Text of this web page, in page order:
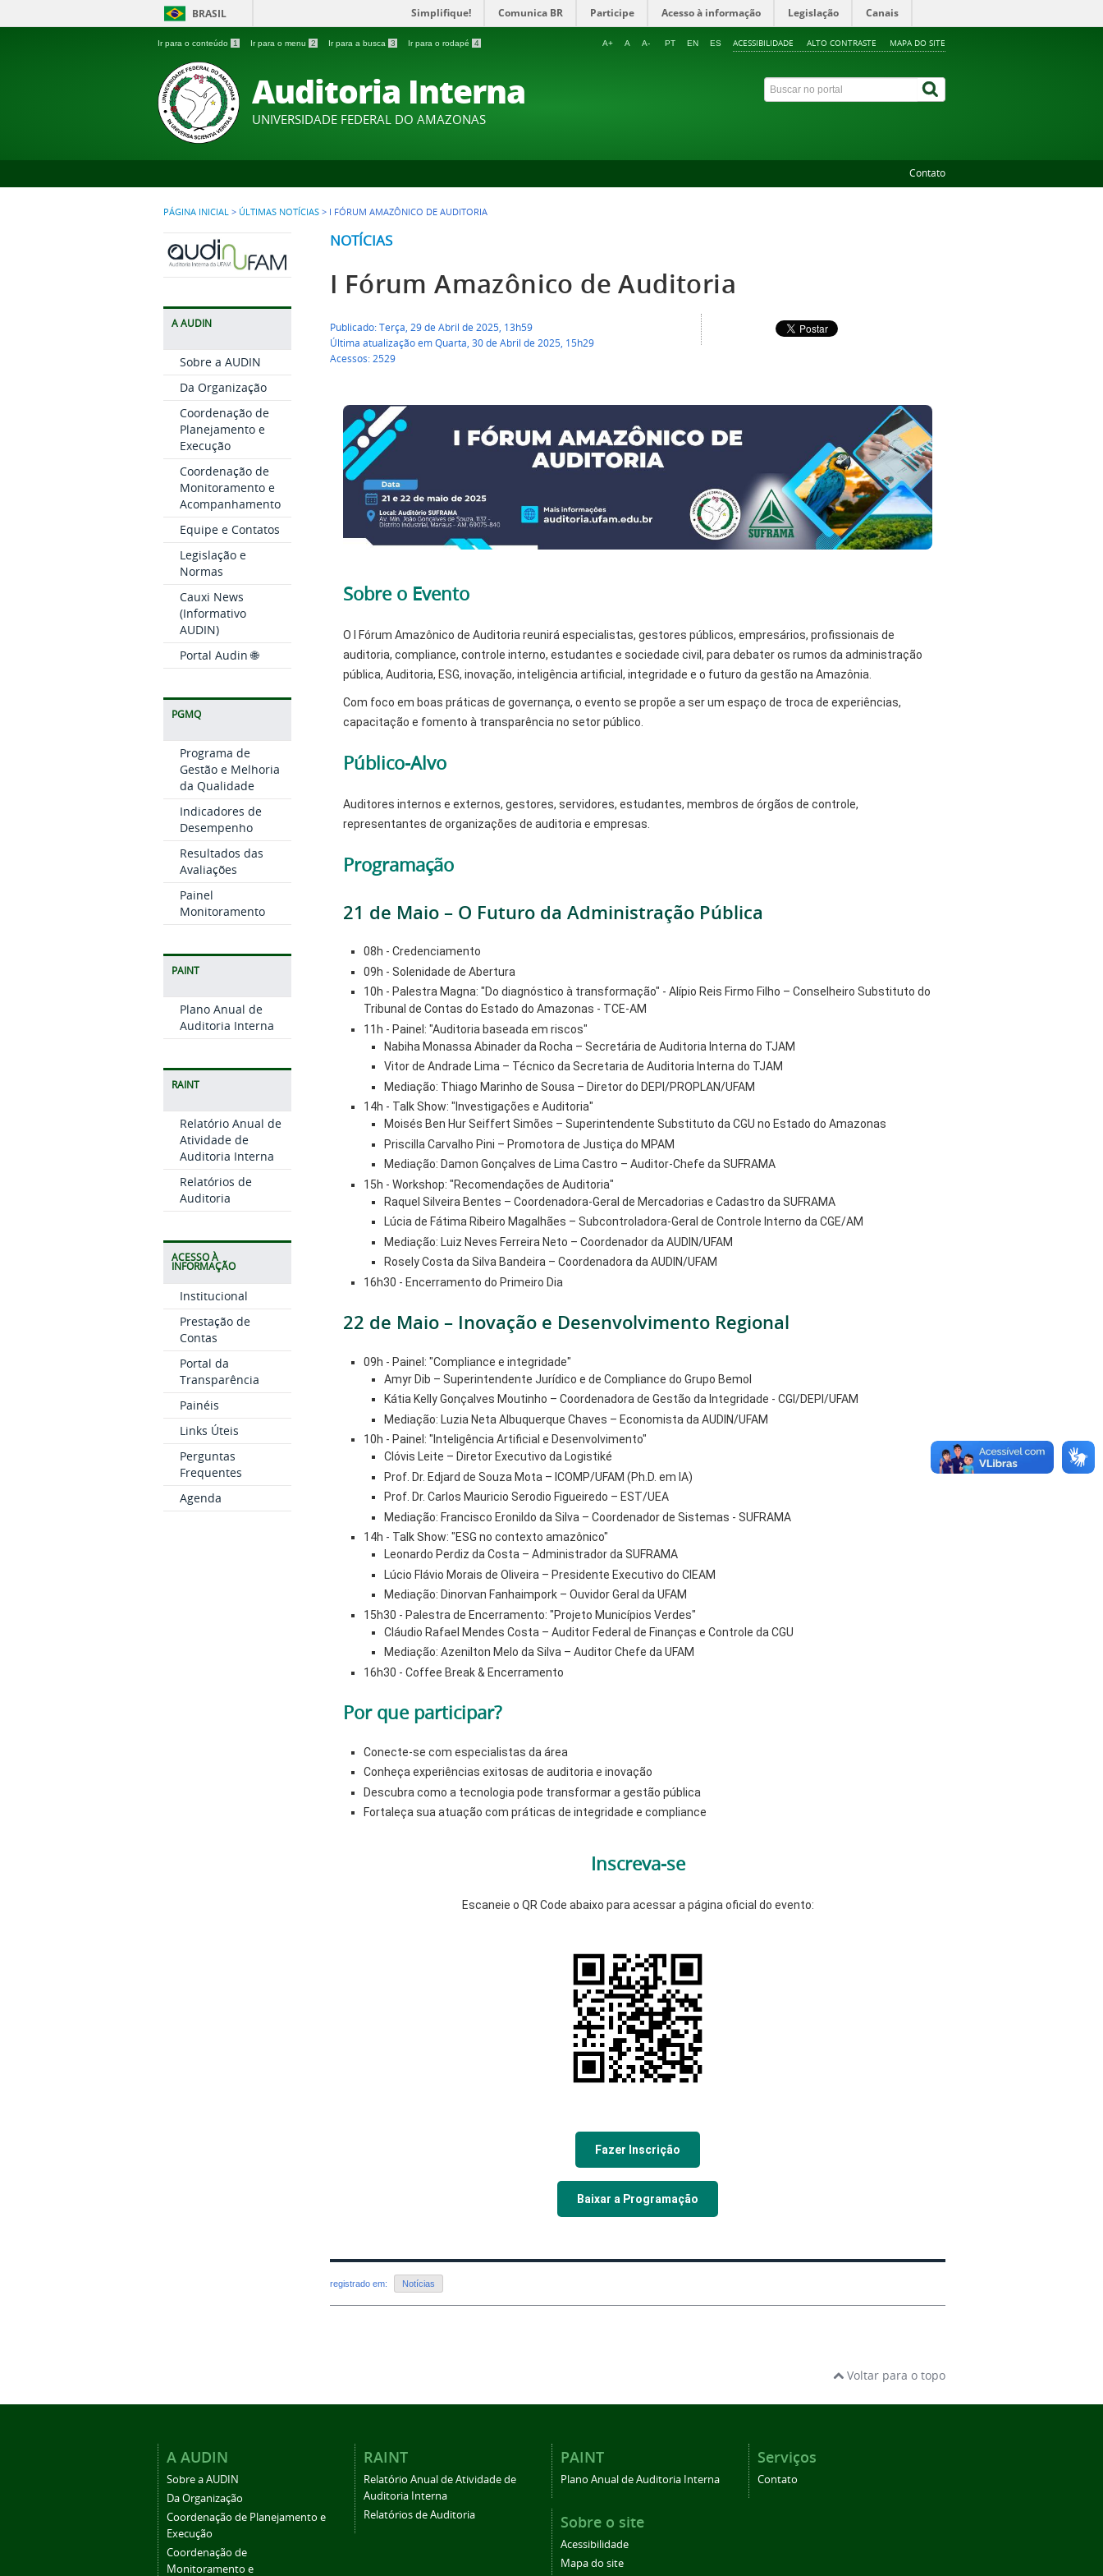
BRASIL Simplifique! Comunica BR Participe Acesso à informação Legislação Canais
Ir para o conteúdo 1 Ir para o menu 2 Ir para a busca 3 Ir para o rodapé 4 ACESSIBILIDADE ALTO CONTRASTE MAPA DO SITE
A+ A A- PT EN ES
Auditoria Interna
UNIVERSIDADE FEDERAL DO AMAZONAS
Contato
PÁGINA INICIAL > ÚLTIMAS NOTÍCIAS > I FÓRUM AMAZÔNICO DE AUDITORIA
A AUDIN
Sobre a AUDIN
Da Organização
Coordenação de
Planejamento e
Execução
Coordenação de
Monitoramento e
Acompanhamento
Equipe e Contatos
Legislação e
Normas
Cauxi News
(Informativo
AUDIN)
Portal Audin 🌐
PGMQ
Programa de
Gestão e Melhoria
da Qualidade
Indicadores de
Desempenho
Resultados das
Avaliações
Painel
Monitoramento
PAINT
Plano Anual de
Auditoria Interna
RAINT
Relatório Anual de
Atividade de
Auditoria Interna
Relatórios de
Auditoria
ACESSO À
INFORMAÇÃO
Institucional
Prestação de
Contas
Portal da
Transparência
Painéis
Links Úteis
Perguntas
Frequentes
Agenda
NOTÍCIAS
I Fórum Amazônico de Auditoria
Publicado: Terça, 29 de Abril de 2025, 13h59
Última atualização em Quarta, 30 de Abril de 2025, 15h29
Acessos: 2529
Sobre o Evento
O I Fórum Amazônico de Auditoria reunirá especialistas, gestores públicos, empresários, profissionais de
auditoria, compliance, controle interno, estudantes e sociedade civil, para debater os rumos da administração
pública, Auditoria, ESG, inovação, inteligência artificial, integridade e o futuro da gestão na Amazônia.
Com foco em boas práticas de governança, o evento se propõe a ser um espaço de troca de experiências,
capacitação e fomento à transparência no setor público.
Público-Alvo
Auditores internos e externos, gestores, servidores, estudantes, membros de órgãos de controle,
representantes de organizações de auditoria e empresas.
Programação
21 de Maio – O Futuro da Administração Pública
08h - Credenciamento
09h - Solenidade de Abertura
10h - Palestra Magna: "Do diagnóstico à transformação" - Alípio Reis Firmo Filho – Conselheiro Substituto do
Tribunal de Contas do Estado do Amazonas - TCE-AM
11h - Painel: "Auditoria baseada em riscos"
Nabiha Monassa Abinader da Rocha – Secretária de Auditoria Interna do TJAM
Vitor de Andrade Lima – Técnico da Secretaria de Auditoria Interna do TJAM
Mediação: Thiago Marinho de Sousa – Diretor do DEPI/PROPLAN/UFAM
14h - Talk Show: "Investigações e Auditoria"
Moisés Ben Hur Seiffert Simões – Superintendente Substituto da CGU no Estado do Amazonas
Priscilla Carvalho Pini – Promotora de Justiça do MPAM
Mediação: Damon Gonçalves de Lima Castro – Auditor-Chefe da SUFRAMA
15h - Workshop: "Recomendações de Auditoria"
Raquel Silveira Bentes – Coordenadora-Geral de Mercadorias e Cadastro da SUFRAMA
Lúcia de Fátima Ribeiro Magalhães – Subcontroladora-Geral de Controle Interno da CGE/AM
Mediação: Luiz Neves Ferreira Neto – Coordenador da AUDIN/UFAM
Rosely Costa da Silva Bandeira – Coordenadora da AUDIN/UFAM
16h30 - Encerramento do Primeiro Dia
22 de Maio – Inovação e Desenvolvimento Regional
09h - Painel: "Compliance e integridade"
Amyr Dib – Superintendente Jurídico e de Compliance do Grupo Bemol
Kátia Kelly Gonçalves Moutinho – Coordenadora de Gestão da Integridade - CGI/DEPI/UFAM
Mediação: Luzia Neta Albuquerque Chaves – Economista da AUDIN/UFAM
10h - Painel: "Inteligência Artificial e Desenvolvimento"
Clóvis Leite – Diretor Executivo da Logistiké
Prof. Dr. Edjard de Souza Mota – ICOMP/UFAM (Ph.D. em IA)
Prof. Dr. Carlos Mauricio Serodio Figueiredo – EST/UEA
Mediação: Francisco Eronildo da Silva – Coordenador de Sistemas - SUFRAMA
14h - Talk Show: "ESG no contexto amazônico"
Leonardo Perdiz da Costa – Administrador da SUFRAMA
Lúcio Flávio Morais de Oliveira – Presidente Executivo do CIEAM
Mediação: Dinorvan Fanhaimpork – Ouvidor Geral da UFAM
15h30 - Palestra de Encerramento: "Projeto Municípios Verdes"
Cláudio Rafael Mendes Costa – Auditor Federal de Finanças e Controle da CGU
Mediação: Azenilton Melo da Silva – Auditor Chefe da UFAM
16h30 - Coffee Break & Encerramento
Por que participar?
Conecte-se com especialistas da área
Conheça experiências exitosas de auditoria e inovação
Descubra como a tecnologia pode transformar a gestão pública
Fortaleça sua atuação com práticas de integridade e compliance
Inscreva-se
Escaneie o QR Code abaixo para acessar a página oficial do evento:
Fazer Inscrição
Baixar a Programação
registrado em: Notícias
Voltar para o topo
A AUDIN
Sobre a AUDIN
Da Organização
Coordenação de Planejamento e
Execução
Coordenação de
Monitoramento e
RAINT
Relatório Anual de Atividade de
Auditoria Interna
Relatórios de Auditoria
PAINT
Plano Anual de Auditoria Interna
Serviços
Contato
Sobre o site
Acessibilidade
Mapa do site